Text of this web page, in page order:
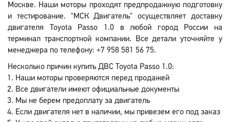
Москве. Наши моторы проходят предпродажную подготовку
и тестирование. "МСК Двигатель" осуществляет доставку
двигателя Toyota Passo 1.0 в любой город России на
терминал транспортной компании. Все детали уточняйте у
менеджера по телефону: +7 958 581 56 75.
Несколько причин купить ДВС Toyota Passo 1.0:
Наши моторы проверяются перед продажей
Все двигатели имеют официальные документы
Мы не берем предоплату за двигатель
Если двигателя нет в наличии, мы привезем его под заказ